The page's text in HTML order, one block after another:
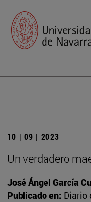
10 | 09 | 2023
Un verdadero
José Ángel García
Publicado en: Diario